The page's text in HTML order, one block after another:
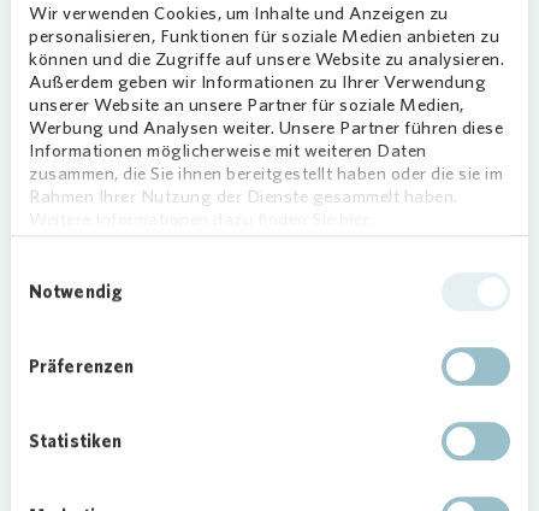
Wir verwenden Cookies, um Inhalte und Anzeigen zu
personalisieren, Funktionen für soziale Medien anbieten zu
können und die Zugriffe auf unsere Website zu analysieren.
Außerdem geben wir Informationen zu Ihrer Verwendung
unserer Website an unsere Partner für soziale Medien,
Werbung und Analysen weiter. Unsere Partner führen diese
Informationen möglicherweise mit weiteren Daten
zusammen, die Sie ihnen bereitgestellt haben oder die sie im
Rahmen Ihrer Nutzung der Dienste gesammelt haben.
Notwendig
Präferenzen
Statistiken